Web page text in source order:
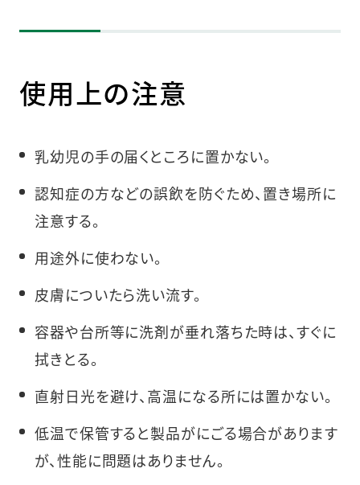
使用上の注意
乳幼児の手の届くところに置かない。
認知症の方などの誤飲を防ぐため、置き場所に
注意する。
用途外に使わない。
皮膚についたら洗い流す。
容器や台所等に洗剤が垂れ落ちた時は、すぐに
拭きとる。
直射日光を避け、高温になる所には置かない。
低温で保管すると製品がにごる場合があります
が、性能に問題はありません。